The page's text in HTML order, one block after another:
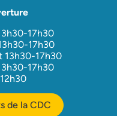
17h30
17h30
13h30-17h30
17h30
de la CDC